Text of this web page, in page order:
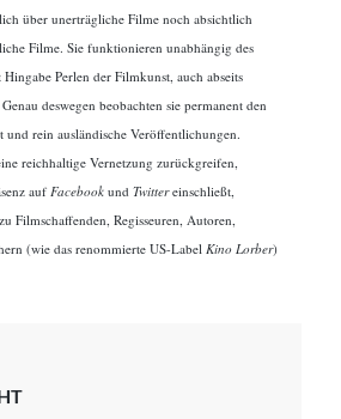
über unerträgliche Filme noch absichtlich
Filme. Sie funktionieren unabhängig des
Perlen der Filmkunst, auch abseits
deswegen beobachten sie permanent den
und rein ausländische Veröffentlichungen.
reichhaltige Vernetzung zurückgreifen,
auf Facebookund Twittereinschließt,
Filmschaffenden, Regisseuren, Autoren,
(wie das renommierte US-Label Kino Lorber)